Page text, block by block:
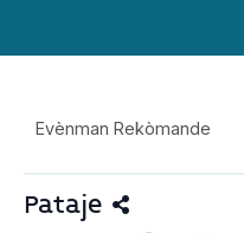
Evènman Rekòmande
Pataje